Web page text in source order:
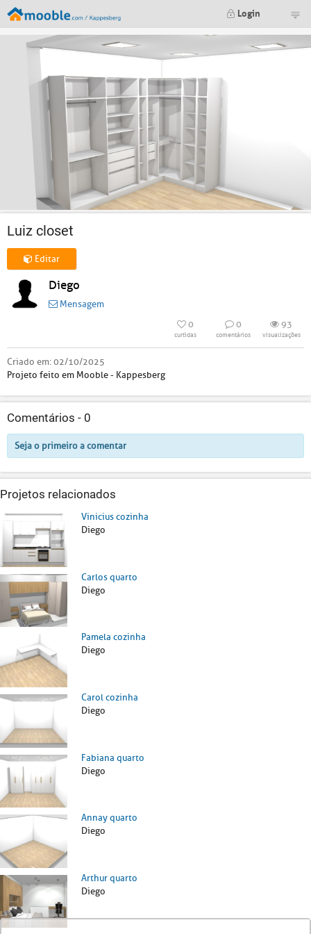
Login
Luiz closet
Editar
Diego
Mensagem
0
curtidas
0
comentários
93
visualizações
Criado em:02/10/2025
Projeto feito em Mooble - Kappesberg
Comentários - 0
Seja o primeiro a comentar
Projetos relacionados
Vinicius cozinha
Diego
Carlos quarto
Diego
Pamela cozinha
Diego
Carol cozinha
Diego
Fabiana quarto
Diego
Annay quarto
Diego
Arthur quarto
Diego